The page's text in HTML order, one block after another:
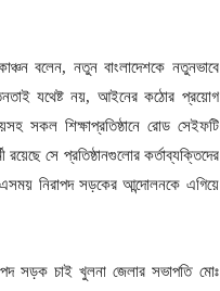
বলেন, নতুন বাংলাদেশকে নতুনভাবে
যথেষ্ট নয়, আইনের কঠোর প্রয়োগ
সকল শিক্ষাপ্রতিষ্ঠানে রোড সেইফটি
সে প্রতিষ্ঠানগুলোর কর্তাব্যক্তিদের
নিরাপদ সড়কের আন্দোলনকে এগিয়ে
সড়ক চাই খুলনা জেলার সভাপতি মোঃ